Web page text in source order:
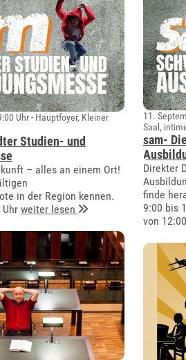
Uhr - Hauptfoyer, Kleiner
Studien- und
– alles an einem Ort!
in der Region kennen.
weiter lesen
11.
Saal,
sam-
Direkter
finde
9:00 bis
von